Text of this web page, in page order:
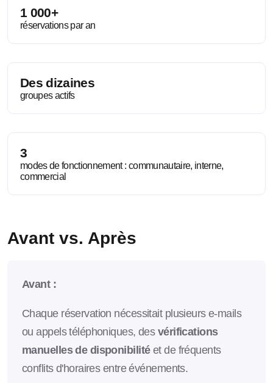
1 000+
réservations par an
Des dizaines
groupes actifs
3
modes de fonctionnement : communautaire, interne,
commercial
Avant vs. Après
Avant :
Chaque réservation nécessitait plusieurs e-mails
ou appels téléphoniques, des vérifications
manuelles de disponibilitéet de fréquents
conflits d'horaires entre événements.